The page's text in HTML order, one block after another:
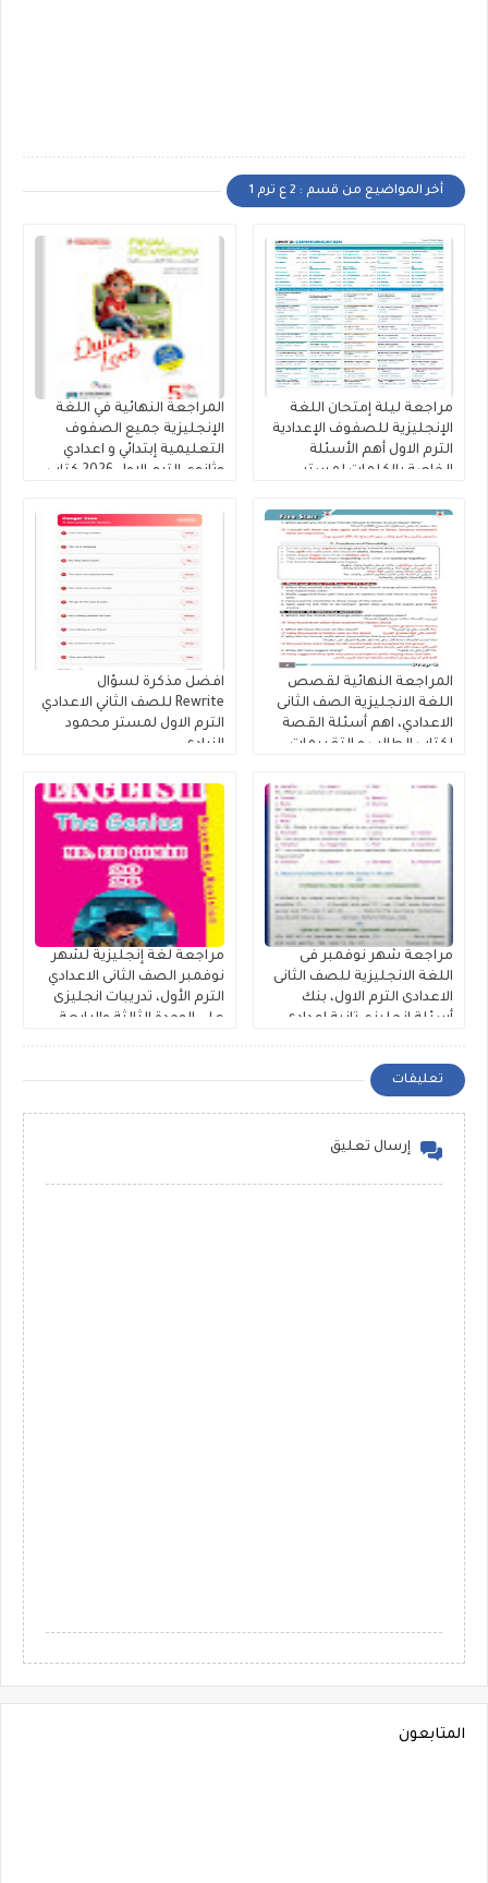
أخر المواضيع من قسم : 2 ع ترم 1
مراجعة ليلة إمتحان اللغة
الإنجليزية للصفوف الإعدادية
الترم الاول أهم الأسئلة
الخاصة بالكلمات لمستر
المراجعة النهائية في اللغة
الإنجليزية جميع الصفوف
التعليمية إبتدائي و اعدادي
وثانوي الترم الاول 2026 كتاب
المراجعة النهائية لقصص
اللغة الانجليزية الصف الثانى
الاعدادي، اهم أسئلة القصة
لكتاب الطالب و التقييمات
كتاب فايف ستارز
افضل مذكرة لسؤال
Rewrite للصف الثاني الاعدادي
الترم الاول لمستر محمود
الزيادى
مراجعة شهر نوفمبر فى
اللغة الانجليزية للصف الثانى
الاعدادى الترم الاول، بنك
أسئلة إنجليزي تانية اعدادى
مستر حمادة حشيش
مراجعة لغة إنجليزية لشهر
نوفمبر الصف الثانى الاعدادي
الترم الأول، تدريبات انجليزى
على الوحدة الثالثة والرابعة
تعليقات
إرسال تعليق
المتابعون